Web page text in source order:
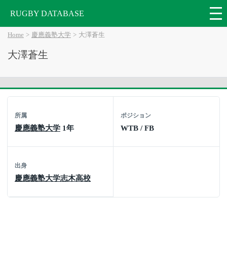
RUGBY DATABASE
Home 慶應義塾大学 大澤蒼生
大澤蒼生
所属
慶應義塾大学 1年
ポジション
WTB / FB
出身
慶應義塾大学志木高校